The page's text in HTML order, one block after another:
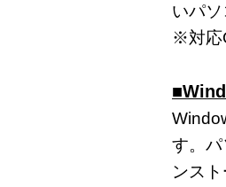
いパ
※対応
す。
ンス